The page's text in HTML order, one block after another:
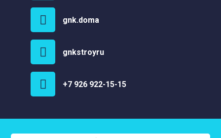
gnk.doma
gnkstroyru
+7 926 922-15-15